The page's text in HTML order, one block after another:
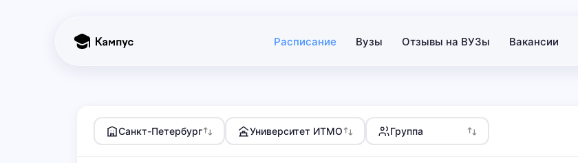
Расписание Вузы Отзывы на ВУЗы Вакансии
Санкт-Петербург Университет ИТМО Группа